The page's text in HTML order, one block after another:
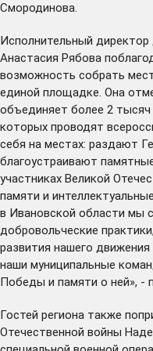
Смородинова.
Исполнительный
Анастасия Рябова
возможность собрать
единой площадке. Она
объединяет более 2
которых проводят
себя на местах: раздают
благоустраивают
участниках Великой
памяти и
в Ивановской области мы
добровольческие
развития нашего
наши муниципальные
Победы и памяти о ней», -
Гостей региона также
Отечественной войны